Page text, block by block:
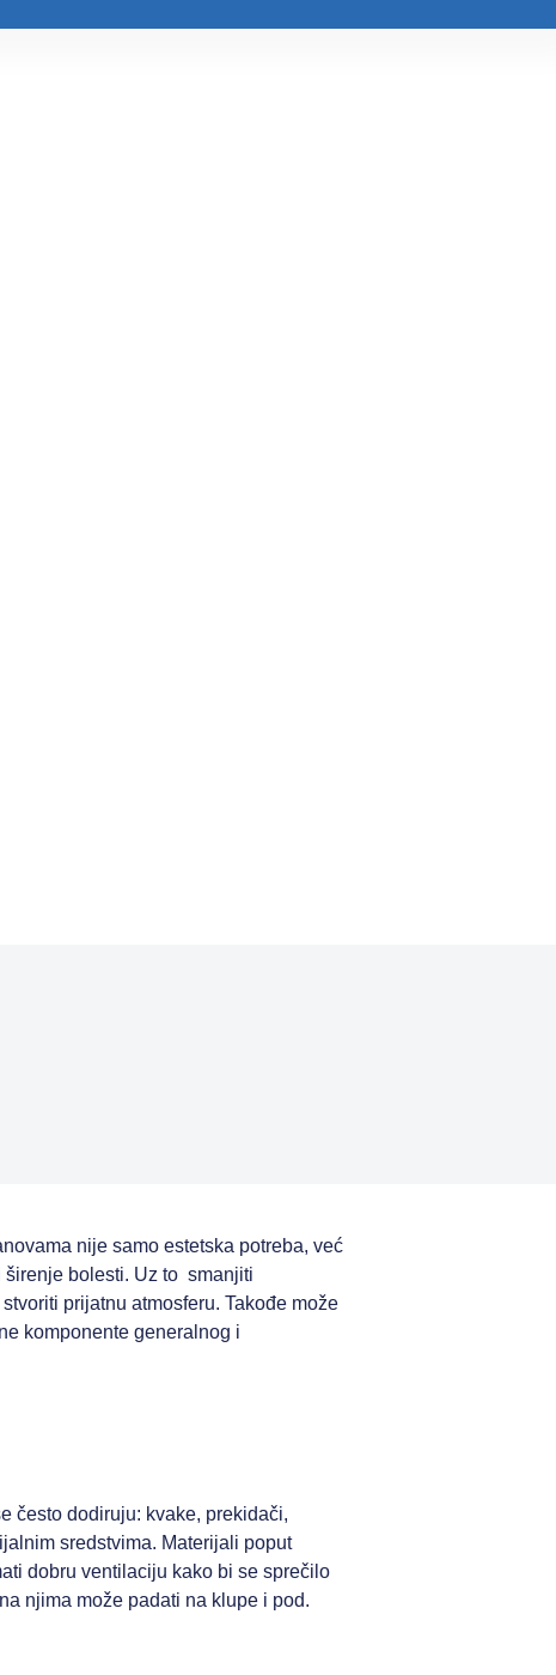
nije samo estetska potreba, već
bolesti. Uz to smanjiti
prijatnu atmosferu. Takođe može
komponente generalnog i
često dodiruju: kvake, prekidači,
sredstvima. Materijali poput
dobru ventilaciju kako bi se sprečilo
njima može padati na klupe i pod.